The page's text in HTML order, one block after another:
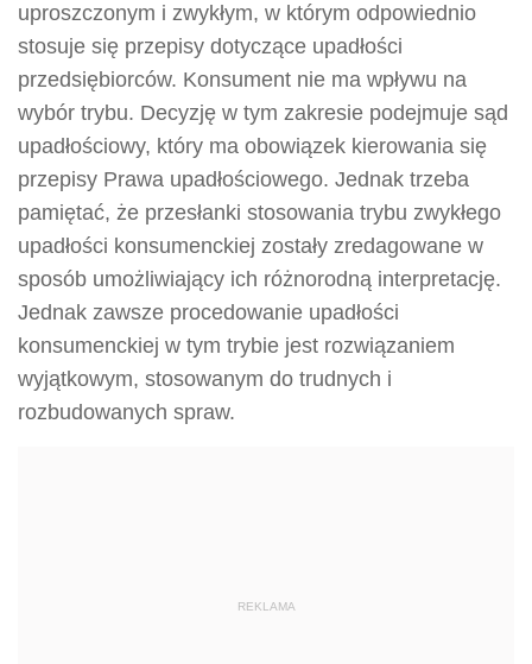
uproszczonym i zwykłym, w którym odpowiednio
stosuje się przepisy dotyczące upadłości
przedsiębiorców. Konsument nie ma wpływu na
wybór trybu. Decyzję w tym zakresie podejmuje sąd
upadłościowy, który ma obowiązek kierowania się
przepisy Prawa upadłościowego. Jednak trzeba
pamiętać, że przesłanki stosowania trybu zwykłego
upadłości konsumenckiej zostały zredagowane w
sposób umożliwiający ich różnorodną interpretację.
Jednak zawsze procedowanie upadłości
konsumenckiej w tym trybie jest rozwiązaniem
wyjątkowym, stosowanym do trudnych i
rozbudowanych spraw.
REKLAMA